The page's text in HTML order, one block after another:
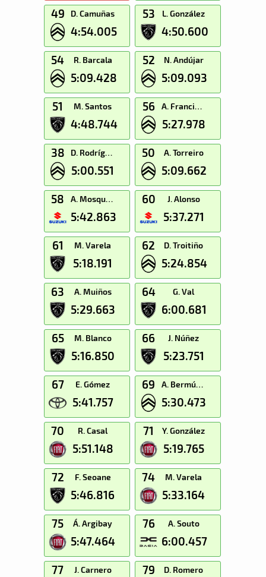
49 D. Camuñas
4:54.005
53 L. González
4:50.600
54 R. Barcala
5:09.428
52 N. Andújar
5:09.093
51 M. Santos
4:48.744
56 A. Francisco
5:27.978
38 D. Rodríguez
5:00.551
50 A. Torreiro
5:09.662
58 A. Mosquera
5:42.863
60 J. Alonso
5:37.271
61 M. Varela
5:18.191
62 D. Troitiño
5:24.854
63 A. Muiños
5:29.663
64 G. Val
6:00.681
65 M. Blanco
5:16.850
66 J. Núñez
5:23.751
67 E. Gómez
5:41.757
69 A. Bermúdez
5:30.473
70 R. Casal
5:51.148
71 Y. González
5:19.765
72 F. Seoane
5:46.816
74 M. Varela
5:33.164
75 Á. Argibay
5:47.464
76 A. Souto
6:00.457
77 J. Carnero 79 D. Romero